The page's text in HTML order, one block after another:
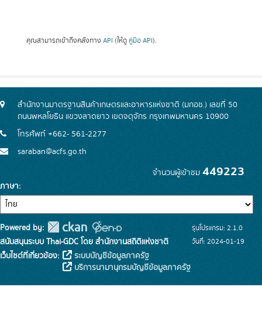
คุณสามารถเข้าถึงคลังทาง API (ให้ดู คู่มือ API).
สำนักงานมาตรฐานสินค้าเกษตรและอาหารแห่งชาติ (มกอช.) เลขที่ 50
ถนนพหลโยธิน แขวงลาดยาว เขตจตุจักร กรุงเทพมหานคร 10900
โทรศัพท์ +662- 561-2277
saraban@acfs.go.th
จำนวนผู้เข้าชม 449223
ภาษา
Powered by:
สนับสนุนระบบ Thai-GDC โดย สำนักงานสถิติแห่งชาติ
เว็บไซต์ที่เกี่ยวข้อง:
ระบบบัญชีข้อมูลภาครัฐ
บริการนามานุกรมบัญชีข้อมูลภาครัฐ
รุ่นโปรแกรม: 2.1.0
วันที่: 2024-01-19